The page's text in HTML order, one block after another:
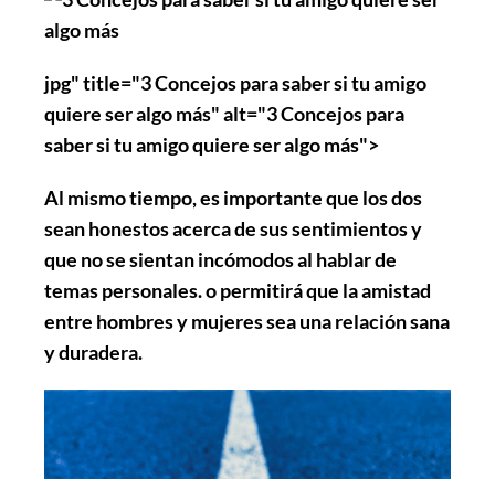
jpg" title="3 Concejos para saber si tu amigo
quiere ser algo más" alt="3 Concejos para
saber si tu amigo quiere ser algo más">
Al mismo tiempo, es importante que los dos
sean honestos acerca de sus sentimientos y
que no se sientan incómodos al hablar de
temas personales. o permitirá que la amistad
entre hombres y mujeres sea una relación sana
y duradera.